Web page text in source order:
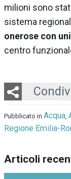
milioni sono
sistema
onerose con
centro
Twitter
LinkedIn
Email
Pubblicato in Acqua,
Regione Emilia-
Articoli